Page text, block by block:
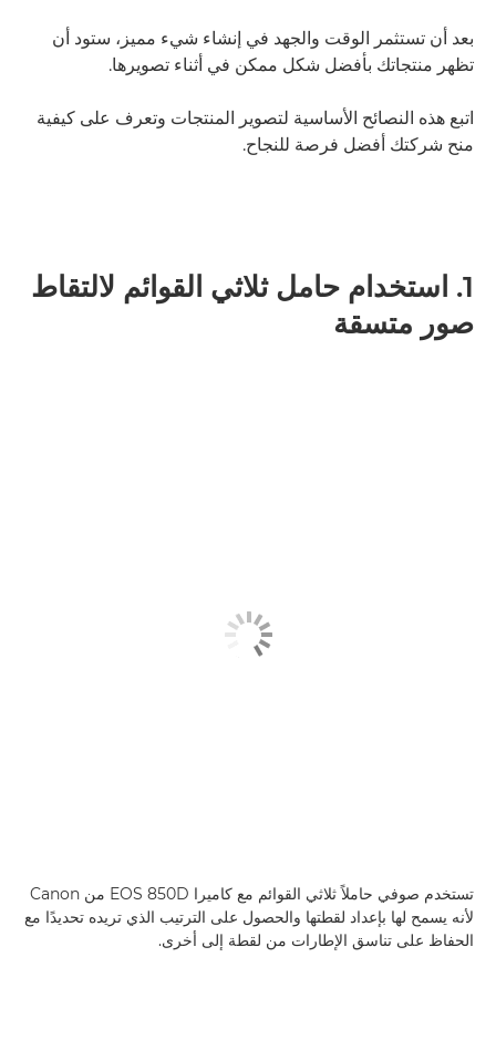
بعد أن تستثمر الوقت والجهد في إنشاء شيء مميز، ستود أن
تظهر منتجاتك بأفضل شكل ممكن في أثناء تصويرها.
اتبع هذه النصائح الأساسية لتصوير المنتجات وتعرف على كيفية
منح شركتك أفضل فرصة للنجاح.
1. استخدام حامل ثلاثي القوائم لالتقاط
صور متسقة
تستخدم صوفي حاملاً ثلاثي القوائم مع كاميرا EOS 850D من Canon
لأنه يسمح لها بإعداد لقطتها والحصول على الترتيب الذي تريده تحديدًا مع
الحفاظ على تناسق الإطارات من لقطة إلى أخرى.